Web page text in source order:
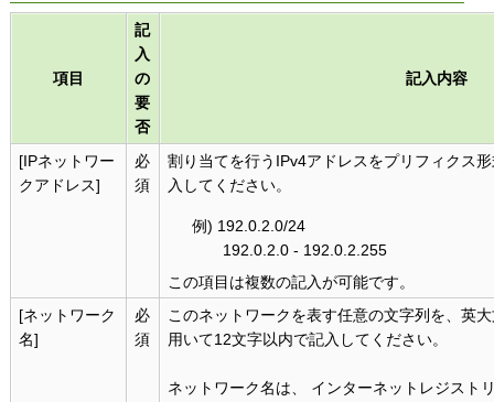
項目
記
入
の
要
否
記入内容
[IPネットワー
クアドレス]
必
須
割り当てを行うIPv4アドレスをプリフィクス
入してください。
例) 192.0.2.0/24
192.0.2.0 - 192.0.2.255
この項目は複数の記入が可能です。
[ネットワーク
名]
必
須
このネットワークを表す任意の文字列を、英
用いて12文字以内で記入してください。
ネットワーク名は、 インターネットレジスト